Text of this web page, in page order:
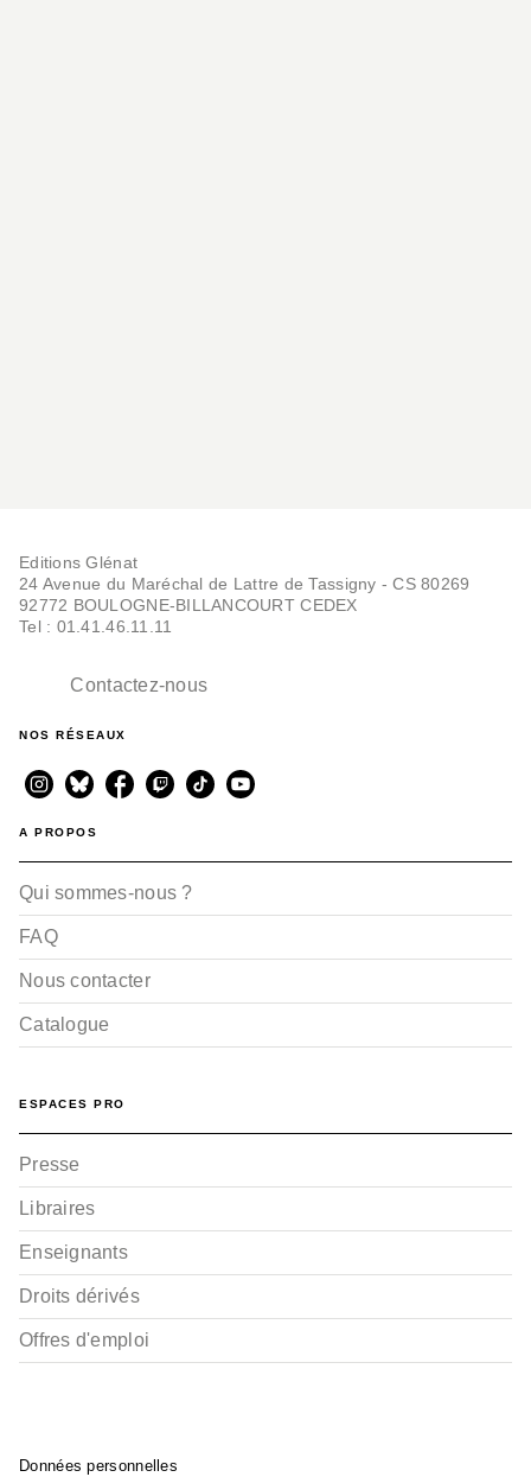
Editions Glénat
24 Avenue du Maréchal de Lattre de Tassigny - CS 80269
92772 BOULOGNE-BILLANCOURT CEDEX
Tel : 01.41.46.11.11
Contactez-nous
NOS RÉSEAUX
A PROPOS
Qui sommes-nous ?
FAQ
Nous contacter
Catalogue
ESPACES PRO
Presse
Libraires
Enseignants
Droits dérivés
Offres d'emploi
Données personnelles